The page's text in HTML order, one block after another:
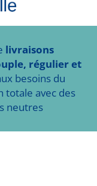
livraisons
régulier et
besoins du
totale avec des
neutres